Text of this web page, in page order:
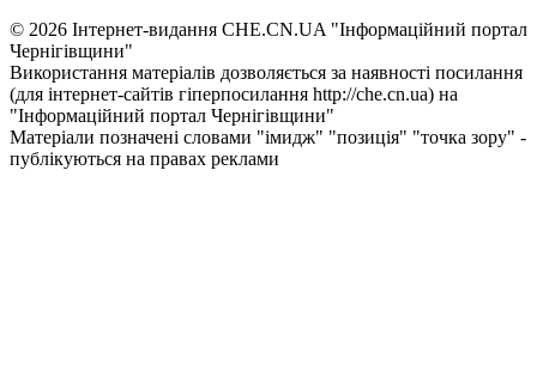
© 2026 Інтернет-видання CHE.CN.UA "Інформаційний портал
Чернiгiвщини"
Використання матеріалів дозволяється за наявності посилання
(для інтернет-сайтів гіперпосилання http://che.cn.ua) на
"Інформаційний портал Чернiгiвщини"
Матеріали позначені словами "імидж" "позиція" "точка зору" -
публікуються на правах реклами